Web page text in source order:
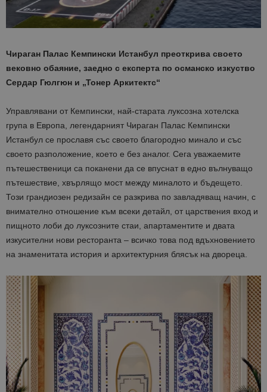
Чираган Палас Кемпински Истанбул преоткрива своето
вековно обаяние, заедно с експерта по османско изкуство
Сердар Гюлгюн и „Тонер Аркитектс“
Управлявани от Кемпински, най-старата луксозна хотелска
група в Европа, легендарният Чираган Палас Кемпински
Истанбул се прославя със своето благородно минало и със
своето разположение, което е без аналог. Сега уважаемите
пътешественици са поканени да се впуснат в едно вълнуващо
пътешествие, хвърлящо мост между миналото и бъдещето.
Този грандиозен редизайн се разкрива по завладяващ начин, с
внимателно отношение към всеки детайл, от царствения вход и
пищното лоби до луксозните стаи, апартаментите и двата
изкусителни нови ресторанта – всичко това под вдъхновението
на знаменитата история и архитектурния блясък на двореца.